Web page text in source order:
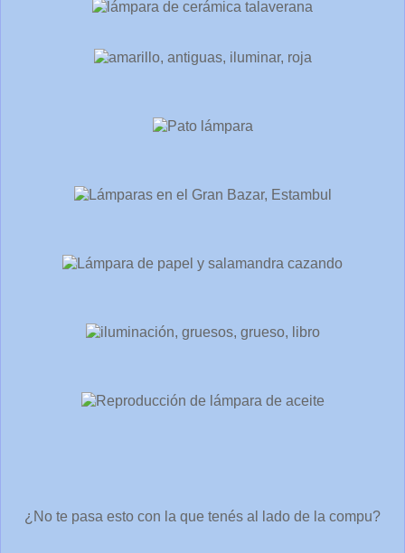
¿No te pasa esto con la que tenés al lado de la compu?